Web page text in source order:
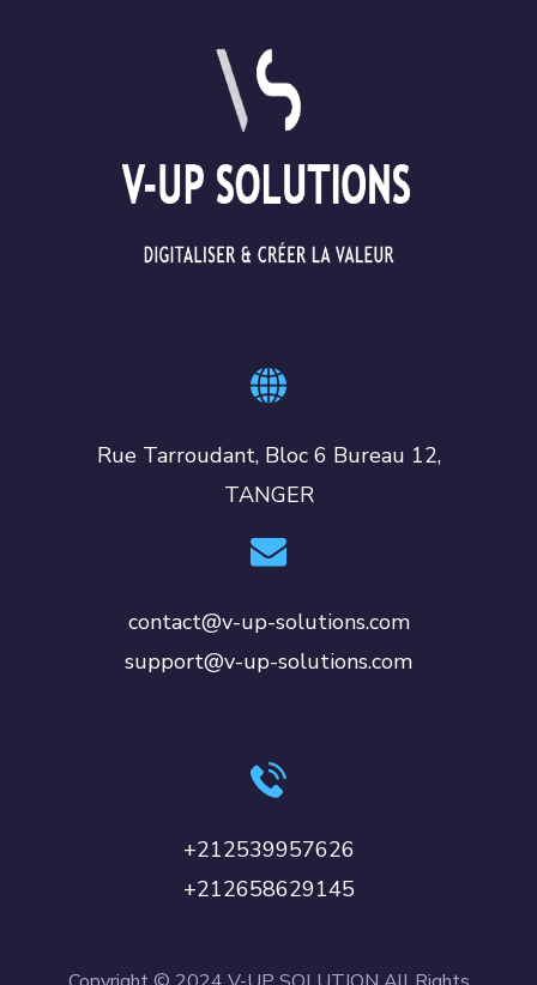
Rue Tarroudant, Bloc 6 Bureau 12,
TANGER
contact@v-up-solutions.com
support@v-up-solutions.com
+212539957626
+212658629145